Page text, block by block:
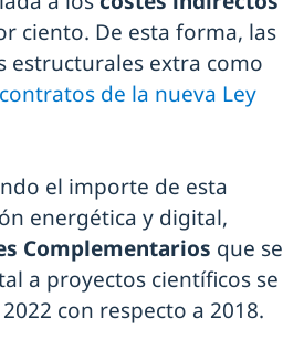
ciento. De esta forma, las
estructurales extra como
contratos de la nueva Ley
el importe de esta
energética y digital,
Complementarios que se
a proyectos científicos se
con respecto a 2018.